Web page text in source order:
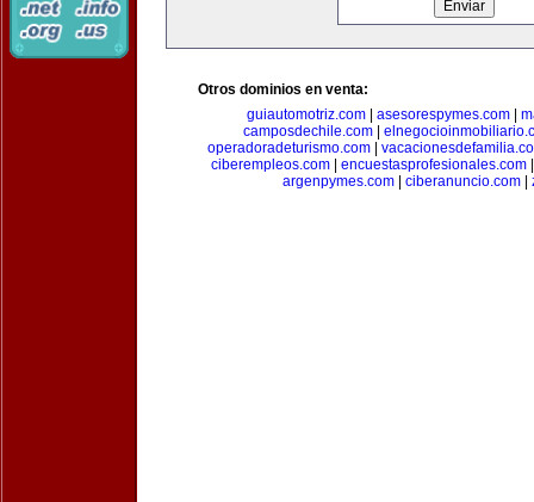
Otros dominios en venta:
guiautomotriz.com
asesorespymes.com
camposdechile.com
operadoradeturismo.com
ciberempleos.com
encuestasprofesionales.com
argenpymes.com
ciberanuncio.com